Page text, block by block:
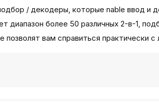
/ декодеры, которые nable ввод и
диапазон более 50 различных 2-в-1,
позволят вам справиться